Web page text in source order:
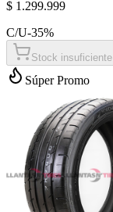
$ 1.299.999
C/U-35%
Stock insuficiente
Súper Promo